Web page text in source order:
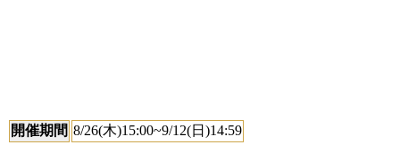
開催期間 8/26(木)15:00~9/12(日)14:59